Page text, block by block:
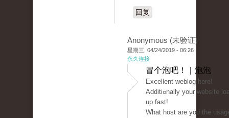
回复
Anonymous (未验证)
星期三, 04/24/2019 - 06:26
永久连接
冒个泡吧！ | 泡泡
Exⅽellent weblog here!
Additiߋnally your website loаds
up fast!
What host are you the